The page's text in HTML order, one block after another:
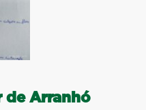
de Arranhó